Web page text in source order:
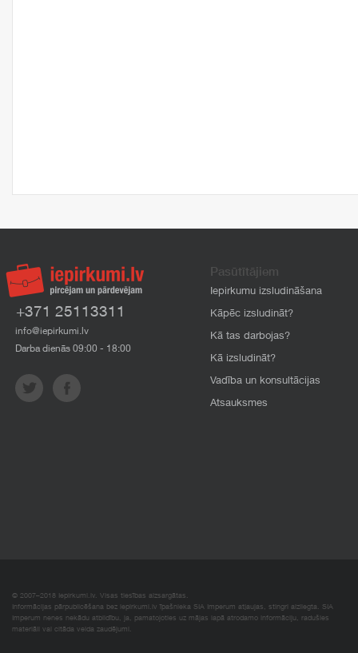
+371 25113311
info@iepirkumi.lv
Darba dienās 09:00 - 18:00
Pasūtītājiem
Iepirkumu izsludināšana
Kāpēc izsludināt?
Kā tas darbojas?
Kā izsludināt?
Vadība un konsultācijas
Atsauksmes
© 2007–2018 Iepirkumi.lv. Visas tiesības aizsargātas.
Informācijas pārpublicēšana bez iepirkumi.lv īpašnieka SIA Imperum atļaujas, stingri aizliegta. SIA
Imperum nenes nekādu atbildību, ja, pamatojoties uz mājas lapā atrodamo informāciju, radušies
materiāli vai citāda veida zaudējumi.